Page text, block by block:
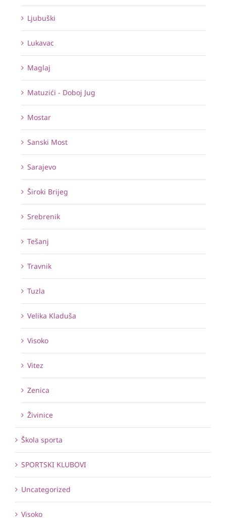
Ljubuški
Lukavac
Maglaj
Matuzići - Doboj Jug
Mostar
Sanski Most
Sarajevo
Široki Brijeg
Srebrenik
Tešanj
Travnik
Tuzla
Velika Kladuša
Visoko
Vitez
Zenica
Živinice
Škola sporta
SPORTSKI KLUBOVI
Uncategorized
Visoko